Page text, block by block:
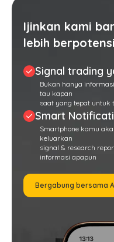
Ijinkan kami
lebih
Signal trading
Bukan hanya
tau kapan
saat yang tepat untuk
Smart
Smartphone kamu
keluarkan
signal & research
informasi apapun
Bergabung bersama